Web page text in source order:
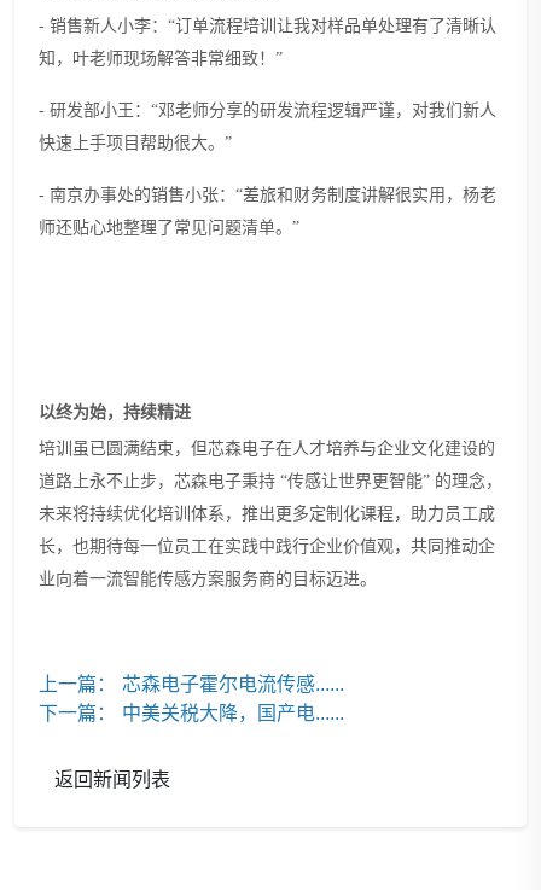
- 销售新人小李：“订单流程培训让我对样品单处理有了清晰认
知，叶老师现场解答非常细致！”
- 研发部小王：“邓老师分享的研发流程逻辑严谨，对我们新人
快速上手项目帮助很大。”
- 南京办事处的销售小张： “差旅和财务制度讲解很实用，杨老
师还贴心地整理了常见问题清单。”
以终为始，持续精进
培训虽已圆满结束，但芯森电子在人才培养与企业文化建设的
道路上永不止步，芯森电子秉持 “传感让世界更智能” 的理念，
未来将持续优化培训体系，推出更多定制化课程，
助力员工成
长， 也期待每一位员工在实践中践行企业价值观， 共同推动企
业向着一流智能传感方案服务商的目标迈进。
上一篇：
芯森电子霍尔电流传感......
下一篇：
中美关税大降，国产电......
返回新闻列表